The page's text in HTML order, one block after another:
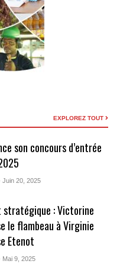
EXPLOREZ TOUT
son concours d’entrée
Juin 20, 2025
stratégique : Victorine
le flambeau à Virginie
Etenot
Mai 9, 2025